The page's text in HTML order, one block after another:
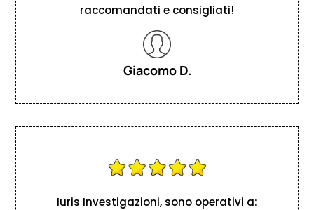
raccomandati e consigliati!
Giacomo D.
Iuris Investigazioni, sono operativi a: